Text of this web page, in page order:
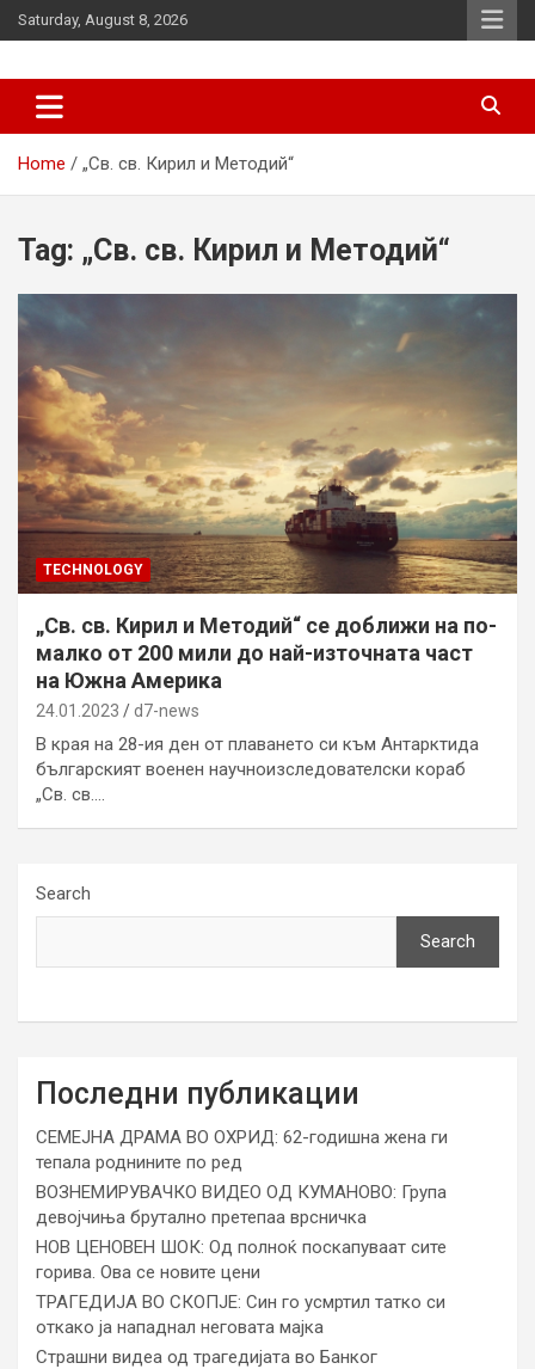
Skip
to
Saturday, August 8, 2026
d7-news.com
Home „Св. св. Кирил и Методий“
Tag: „Св. св. Кирил и Методий“
TECHNOLOGY
„Св. св. Кирил и Методий“ се доближи на по-
малко от 200 мили до най-източната част
на Южна Америка
24.01.2023 d7-news
В края на 28-ия ден от плаването си към Антарктида
българският военен научноизследователски кораб
„Св. св.…
Search
Search
Последни публикации
СЕМЕЈНА ДРАМА ВО ОХРИД: 62-годишна жена ги
тепала роднините по ред
ВОЗНЕМИРУВАЧКО ВИДЕО ОД КУМАНОВО: Група
девојчиња брутално претепаа врсничка
НОВ ЦЕНОВЕН ШОК: Од полноќ поскапуваат сите
горива. Ова се новите цени
ТРАГЕДИЈА ВО СКОПЈЕ: Син го усмртил татко си
откако ја нападнал неговата мајка
Страшни видеа од трагедијата во Банког